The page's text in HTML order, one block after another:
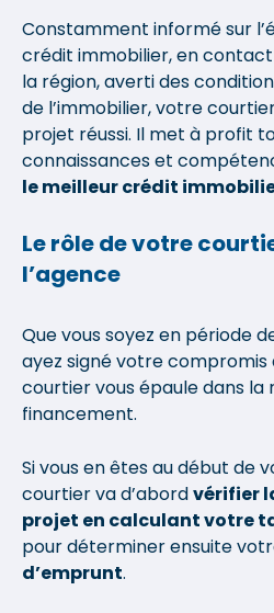
Constamment informé sur
crédit immobilier, en
la région, averti des
de l’immobilier, votre
projet réussi. Il met à profit
connaissances et
le meilleur crédit
Le rôle de votre
l’agence
Que vous soyez en période
ayez signé votre
courtier vous épaule dans
financement.
Si vous en êtes au début de
courtier va d’abordvérifier
projet en calculant votre
pour déterminer ensuite
d’emprunt.